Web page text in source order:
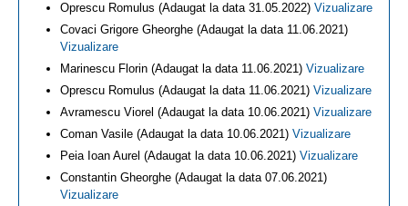
Oprescu Romulus (Adaugat la data 31.05.2022) Vizualizare
Covaci Grigore Gheorghe (Adaugat la data 11.06.2021)
Vizualizare
Marinescu Florin (Adaugat la data 11.06.2021) Vizualizare
Oprescu Romulus (Adaugat la data 11.06.2021) Vizualizare
Avramescu Viorel (Adaugat la data 10.06.2021) Vizualizare
Coman Vasile (Adaugat la data 10.06.2021) Vizualizare
Peia Ioan Aurel (Adaugat la data 10.06.2021) Vizualizare
Constantin Gheorghe (Adaugat la data 07.06.2021)
Vizualizare